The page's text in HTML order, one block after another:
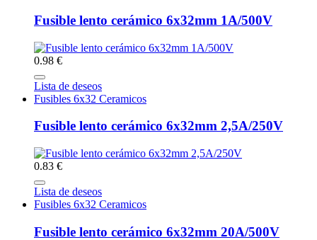
Fusible lento cerámico 6x32mm 1A/500V
0.98 €
Lista de deseos
Fusibles 6x32 Ceramicos
Fusible lento cerámico 6x32mm 2,5A/250V
0.83 €
Lista de deseos
Fusibles 6x32 Ceramicos
Fusible lento cerámico 6x32mm 20A/500V